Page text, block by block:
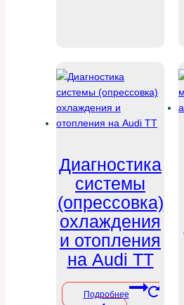
Диагностика
системы
(опрессовка)
охлаждения
и отопления
на Audi TT
Подробнее